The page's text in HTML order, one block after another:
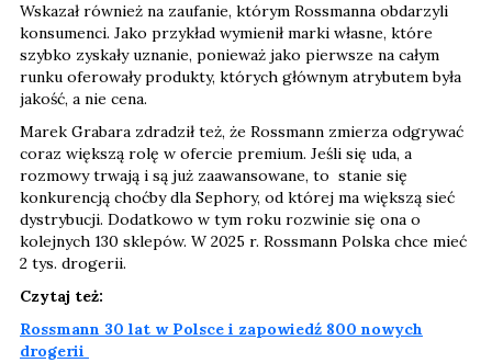
Wskazał również na zaufanie, którym Rossmanna obdarzyli
konsumenci. Jako przykład wymienił marki własne, które
szybko zyskały uznanie, ponieważ jako pierwsze na całym
runku oferowały produkty, których głównym atrybutem była
jakość, a nie cena.
Marek Grabara zdradził też, że Rossmann zmierza odgrywać
coraz większą rolę w ofercie premium. Jeśli się uda, a
rozmowy trwają i są już zaawansowane, to stanie się
konkurencją choćby dla Sephory, od której ma większą sieć
dystrybucji. Dodatkowo w tym roku rozwinie się ona o
kolejnych 130 sklepów. W 2025 r. Rossmann Polska chce mieć
2 tys. drogerii.
Czytaj też:
Rossmann 30 lat w Polsce i zapowiedź 800 nowych
drogerii